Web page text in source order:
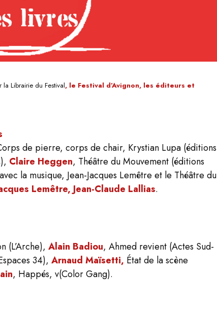
la Librairie du Festival, le Festival d’Avignon, les éditeurs et
de pierre, corps de chair, Krystian Lupa (éditions
Claire Heggen, Théâtre du Mouvement (éditions
la musique, Jean-Jacques Lemêtre et le Théâtre du
Lemêtre, Jean-Claude Lallias.
(L’Arche), Alain Badiou, Ahmed revient (Actes Sud-
34), Arnaud Maïsetti, État de la scène
, Happés, v(Color Gang).